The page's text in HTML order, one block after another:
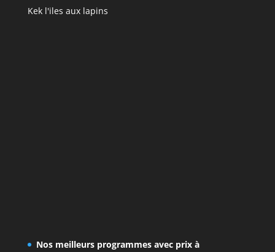
Kek l'iles aux lapins
Nos meilleurs programmes avec prix à